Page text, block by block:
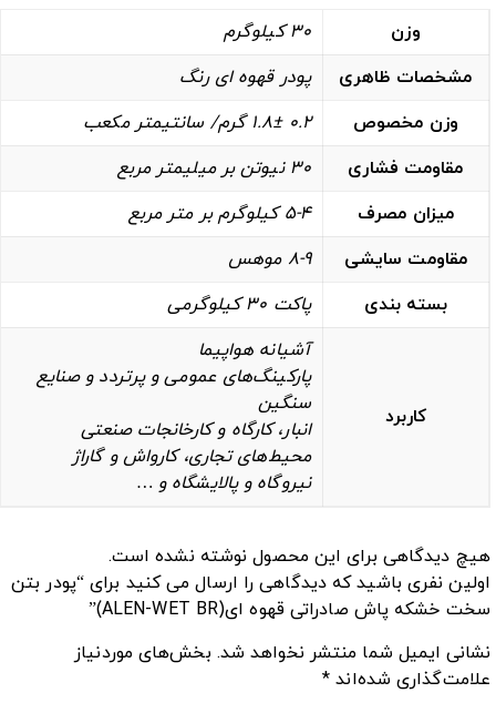
وزن
30 کیلوگرم
مشخصات ظاهری
پودر قهوه ای رنگ
وزن مخصوص
0.2 1.8± گرم/ سانتیمتر مکعب
مقاومت فشاری
30 نیوتن بر میلیمتر مربع
میزان مصرف
5-4 کیلوگرم بر متر مربع
مقاومت سایشی
8-9 موهس
بسته بندی
پاکت 30 کیلوگرمی
کاربرد
آشیانه هواپیما
پارکینگ‌های عمومی و پرتردد و صنایع
سنگین
انبار، کارگاه و کارخانجات صنعتی
محیط‌های تجاری، کارواش و گاراژ
نیروگاه‌ و پالایشگاه‌ و …
هیچ دیدگاهی برای این محصول نوشته نشده است.
اولین نفری باشید که دیدگاهی را ارسال می کنید برای “پودر بتن
سخت خشکه پاش صادراتی قهوه ای(ALEN-WET BR)”
نشانی ایمیل شما منتشر نخواهد شد. بخش‌های موردنیاز
علامت‌گذاری شده‌اند *